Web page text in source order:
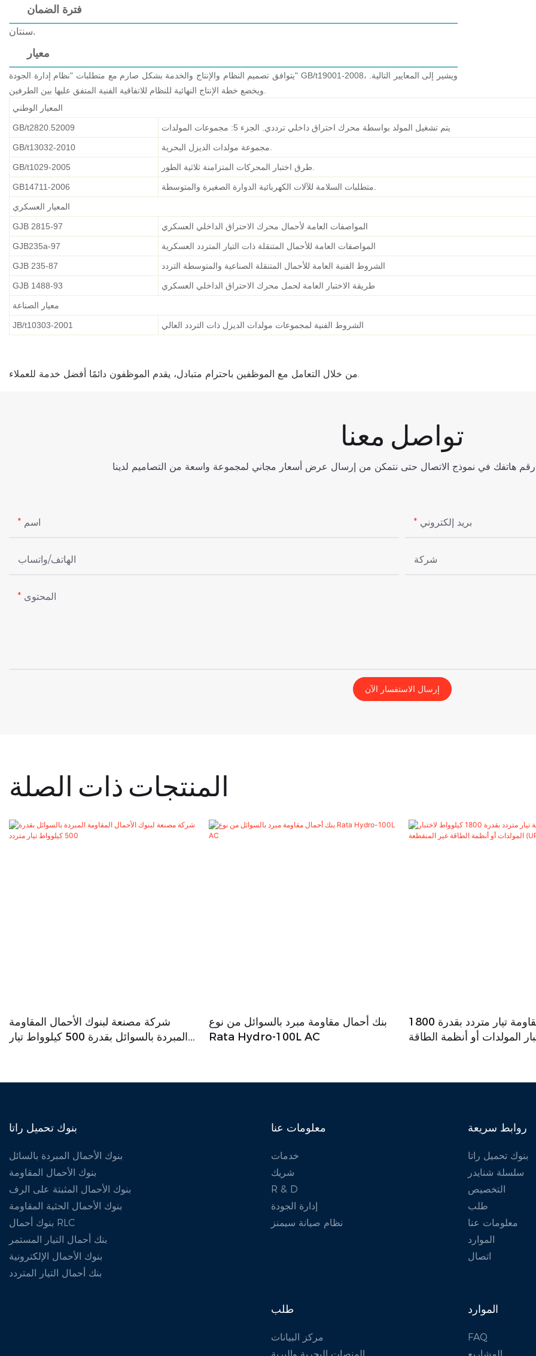
فترة الضمان
سنتان.
معيار
يتوافق تصميم النظام والإنتاج والخدمة بشكل صارم مع متطلبات "نظام إدارة الجودة" GB/t19001-2008، ويشير إلى المعايير التالية.
المعيار الوطني
GB/t2820.52009 يتم تشغيل المولد بواسطة محرك احتراق داخلي ترددي. الجزء 5: مجموعات المولدات
GB/t13032-2010
GB/t1029-2005 طرق اختبار المحركات المتزامنة ثلاثية الطور.
GB14711-2006
المعيار العسكري
GJB 2815-97 المواصفات العامة لأحمال محرك الاحتراق الداخلي العسكري
GJB235a-97 المواصفات العامة للأحمال المتنقلة ذات التيار المتردد العسكرية
GJB 235-87 الشروط الفنية العامة للأحمال المتنقلة الصناعية والمتوسطة التردد
GJB 1488-93 طريقة الاختبار العامة لحمل محرك الاحتراق الداخلي العسكري
معيار الصناعة
JB/t10303-2001 الشروط الفنية لمجموعات مولدات الديزل ذات التردد العالي
من خلال التعامل مع الموظفين باحترام متبادل، يقدم الموظفون دائمًا أفضل خدمة للعملاء.
تواصل معنا
اسم بريد إلكتروني
الهاتف/واتساب شركة
المحتوى
إرسال الاستفسار الآن
المنتجات ذات الصلة
شركة مصنعة لبنوك الأحمال المقاومة
المبردة بالسوائل بقدرة 500 كيلوواط تيار
بنك أحمال مقاومة مبرد بالسوائل من نوع
Rata Hydro-100L AC
بنك أحمال مقاومة تيار متردد بقدرة 1800
المولدات أو أنظمة الطاقة
بنوك تحميل راتا
بنوك الأحمال المبردة بالسائل
بنوك الأحمال المقاومة
بنوك الأحمال المثبتة على الرف
بنوك الأحمال الحثية المقاومة
بنوك أحمال RLC
بنك أحمال التيار المستمر
بنوك الأحمال الإلكترونية
بنك أحمال التيار المتردد
معلومات عنا
خدمات
شريك
R & D
إدارة الجودة
نظام صيانة سيمنز
روابط سريعة
بنوك تحميل راتا
سلسلة شنايدر
التخصيص
طلب
معلومات عنا
الموارد
اتصال
طلب
مركز البيانات
المنصات البحرية والبرية
الموارد
FAQ
المشاريع